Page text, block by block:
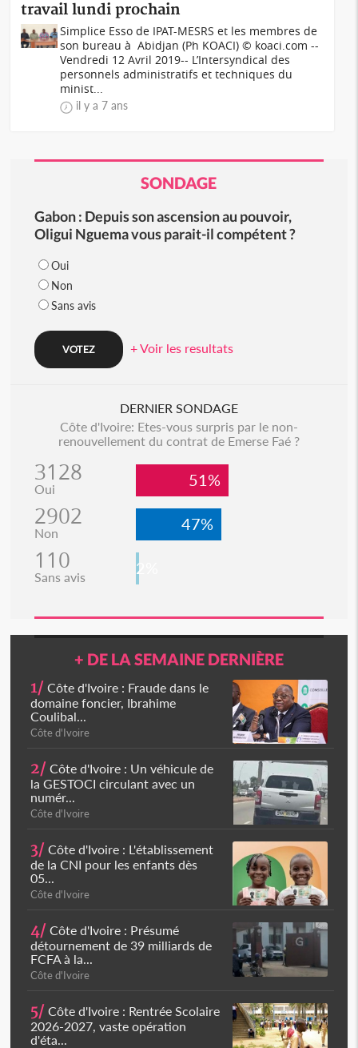
travail lundi prochain
Simplice Esso de IPAT-MESRS et les membres de
son bureau à Abidjan (Ph KOACI) © koaci.com --
Vendredi 12 Avril 2019-- L’Intersyndical des
personnels administratifs et techniques du
minist...
il y a 7 ans
SONDAGE
Gabon : Depuis son ascension au pouvoir,
Oligui Nguema vous parait-il compétent ?
Oui
Non
Sans avis
+ Voir les resultats
DERNIER SONDAGE
Côte d'Ivoire: Etes-vous surpris par le non-
renouvellement du contrat de Emerse Faé ?
3128
Oui 51%
2902
Non 47%
110
Sans avis 2%
+ DE LA SEMAINE DERNIÈRE
1/ Côte d'Ivoire : Fraude dans le
domaine foncier, Ibrahime
Coulibal...
Côte d'Ivoire
2/ Côte d'Ivoire : Un véhicule de
la GESTOCI circulant avec un
numér...
Côte d'Ivoire
3/ Côte d'Ivoire : L'établissement
de la CNI pour les enfants dès
05...
Côte d'Ivoire
4/ Côte d'Ivoire : Présumé
détournement de 39 milliards de
FCFA à la...
Côte d'Ivoire
5/ Côte d'Ivoire : Rentrée Scolaire
2026-2027, vaste opération
d'éta...